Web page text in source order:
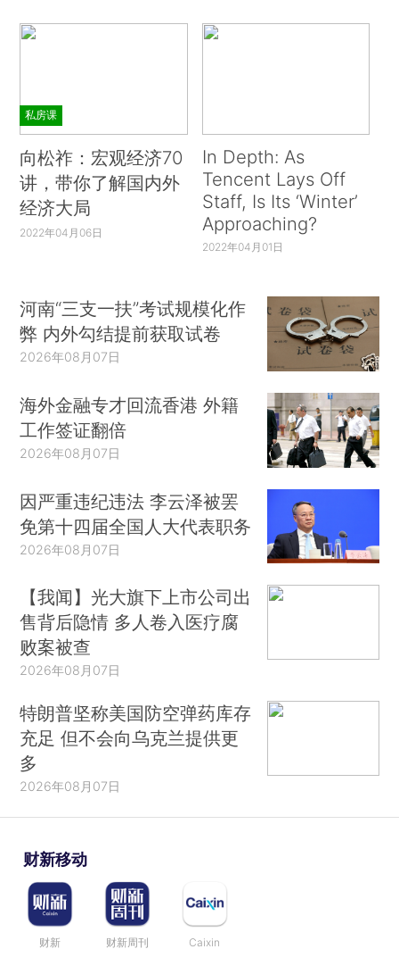
私房课
向松祚：宏观经济70
讲，带你了解国内外
经济大局
2022年04月06日
In Depth: As
Tencent Lays Off
Staff, Is Its ‘Winter’
Approaching?
2022年04月01日
河南“三支一扶”考试规模化作
弊 内外勾结提前获取试卷
2026年08月07日
海外金融专才回流香港 外籍
工作签证翻倍
2026年08月07日
因严重违纪违法 李云泽被罢
免第十四届全国人大代表职务
2026年08月07日
【我闻】光大旗下上市公司出
售背后隐情 多人卷入医疗腐
败案被查
2026年08月07日
特朗普坚称美国防空弹药库存
充足 但不会向乌克兰提供更
多
2026年08月07日
财新移动
财新 财新周刊 Caixin